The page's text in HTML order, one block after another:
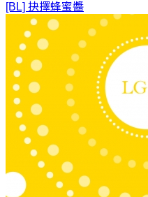
[BL] 抉擇蜂蜜醬